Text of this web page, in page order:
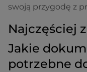
swoją przygodę z
Najczęściej
Jakie
potrzebne